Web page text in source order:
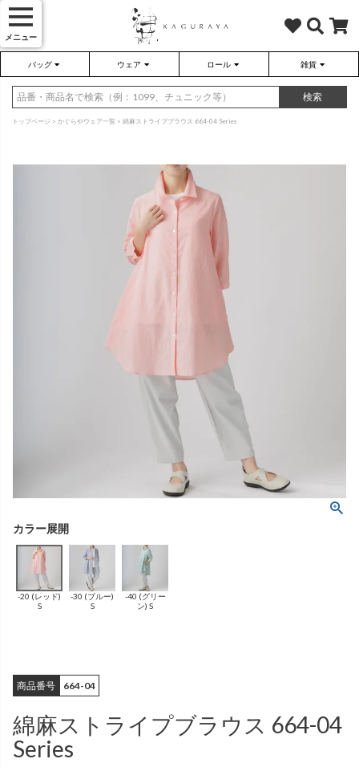
メニュー
バッグ
かぐらやバッグ
ショルダーバッグ
かぐらやバッグ一覧
ウェア
かぐらやウェア
ワンピース
カーディガン
ブラウス
インナー パンツ
ロール
かぐらやロール
（綿80%、ポリエステル15%、
さらり（ボーダー）
（綿80%、ポリエステル15%、
（無地）
ポリウレタン4%）
ふんわりあたたか
（ボーダー）
（綿56%、アクリル24%、
ナイロン16%、
（無地）
（レーヨン76％、ポリエステル18％、
シルク4％、ポリウレタン2%）
麻（無地）
（綿56％、ポリエステル：18％、
麻12%、
麻プラス（ボーダー）
（綿56%、ポリエステル18%、
雑貨
雑貨
ソックス・タイツ・ストッキ
インテリア雑貨
雑貨一覧
検索
トップページ かぐらやウェア一覧 綿麻ストライプブラウス 664-04 Series
-20 (レッド)
S
-30 (ブルー)
S
-40 (グリー
ン) S
商品番号 664-04
綿麻ストライプブラウス 664-04
Series